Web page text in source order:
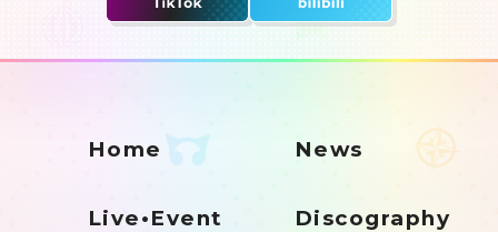
Home News
Live•Event Discography